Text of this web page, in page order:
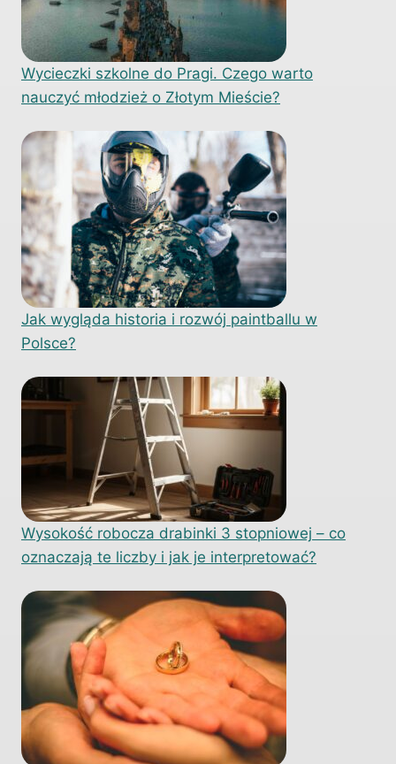
Wycieczki szkolne do Pragi. Czego warto
nauczyć młodzież o Złotym Mieście?
Jak wygląda historia i rozwój paintballu w
Polsce?
Wysokość robocza drabinki 3 stopniowej – co
oznaczają te liczby i jak je interpretować?